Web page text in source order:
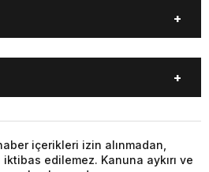
SİYASET
TÜM MANŞET HABERLERİ
YAŞAM
EKONOMİ
içerikleri izin alınmadan,
edilemez. Kanuna aykırı ve